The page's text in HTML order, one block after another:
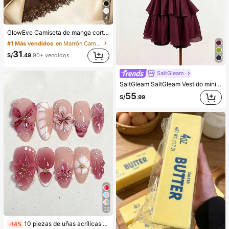
4
GlowEve Camiseta de manga corta de cuello redondo de unicolor casual versátil para uso diario para mujer
#1 Más vendidos
en Marrón Camisetas básicas informales
S/31.49 90+ vendidos
32
-14% 10 piezas de uñas acrílicas postizas de punta francesa, forma de almendra mediana, diseño de degradado 3D con flores, ondas de agua y strass, estilo fresco de moda Y2K, uñas postizas de cobertura completa y brillantes para uso diario de mujeres y niñas
SaltGleam
SaltGleam SaltGleam Vestido mini elegante de verano para mujer, color liso, espalda descubierta y cuello halter
S/55.99